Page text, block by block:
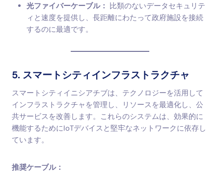
光ファイバーケーブル： 比類のないデータセキュリテ
ィと速度を提供し、長距離にわたって政府施設を接続
するのに最適です。
5. スマートシティインフラストラクチャ
スマートシティイニシアチブは、テクノロジーを活用して
インフラストラクチャを管理し、リソースを最適化し、公
共サービスを改善します。これらのシステムは、効果的に
機能するためにIoTデバイスと堅牢なネットワークに依存し
ています。
推奨ケーブル：